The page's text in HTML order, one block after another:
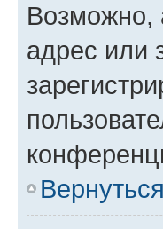
Возможно,
адрес или